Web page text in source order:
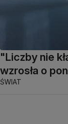
"Liczby nie
wzrosła o
ŚWIAT